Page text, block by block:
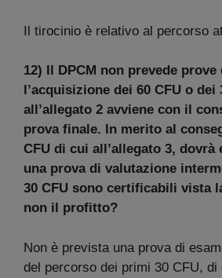
Il tirocinio è relativo al percorso
12) Il DPCM non prevede
l’acquisizione dei 60 CFU o dei
all’allegato 2 avviene con il
prova finale. In merito al
CFU di cui all’allegato 3, dovrà
una prova di valutazione
30 CFU sono certificabili vista
non il profitto?
Non è prevista una prova di
del percorso dei primi 30 CFU, di